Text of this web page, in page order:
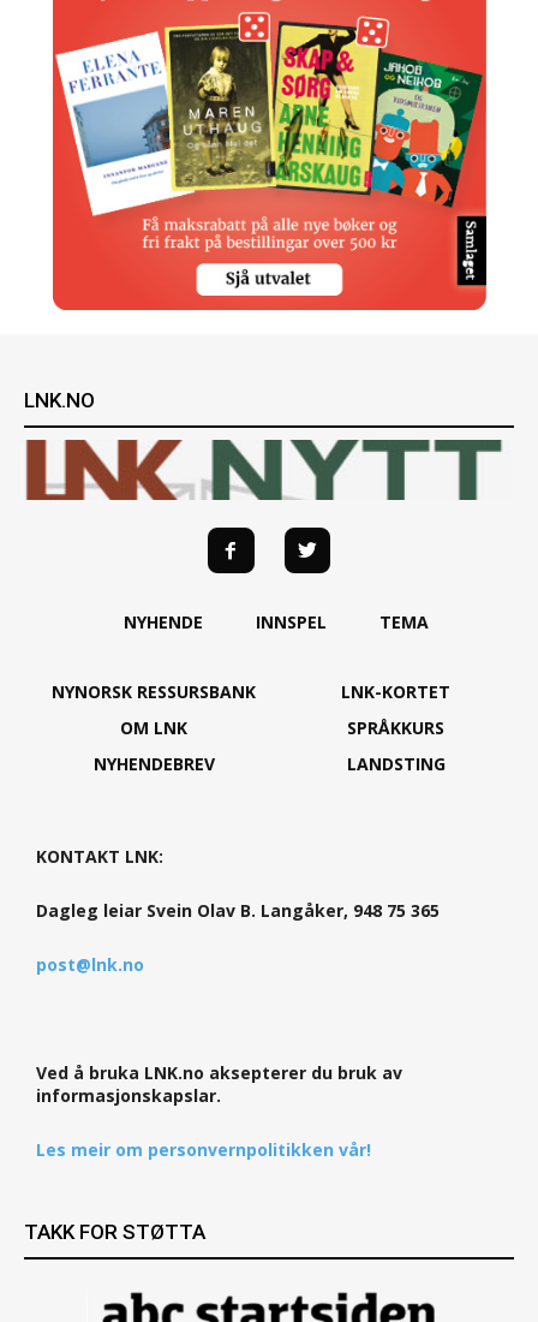
LNK.NO
NYHENDE INNSPEL TEMA
NYNORSK RESSURSBANK
OM LNK
NYHENDEBREV
LNK-KORTET
SPRÅKKURS
LANDSTING
KONTAKT LNK:
Dagleg leiar Svein Olav B. Langåker, 948 75 365
post@lnk.no
Ved å bruka LNK.no aksepterer du bruk av
informasjonskapslar.
Les meir om personvernpolitikken vår!
TAKK FOR STØTTA